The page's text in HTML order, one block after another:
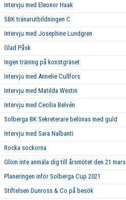
Intervju med Eleonor Haak
SBK tränarutbildningen C
Intervju med Josephine Lundgren
Glad Påsk
Ingen träning på konstgräset
Intervju med Annelie Cullfors
Intervju med Matilda Westin
Intervju med Cecilia Belvén
Solberga BK Sekreterare belönas med guld
Intervju med Sara Nalbanti
Rocka sockorna
Glöm inte anmäla dig till årsmötet den 21 mars
Planeringen inför Solberga Cup 2021
Stiftelsen Dunross & Co på besök